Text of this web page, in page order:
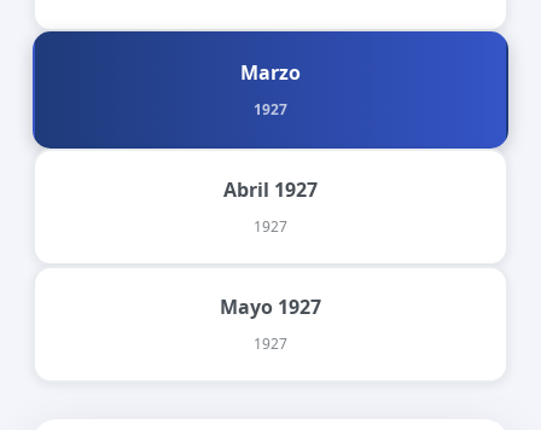
Marzo
1927
Abril 1927
1927
Mayo 1927
1927